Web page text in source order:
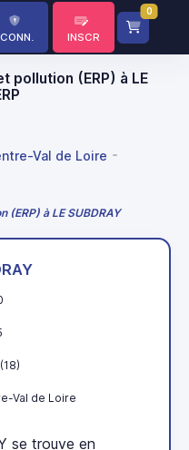
CONN. INSCR
0
pollution (ERP) à LE
Val de Loire
à LE SUBDRAY
Val de Loire
se trouve en